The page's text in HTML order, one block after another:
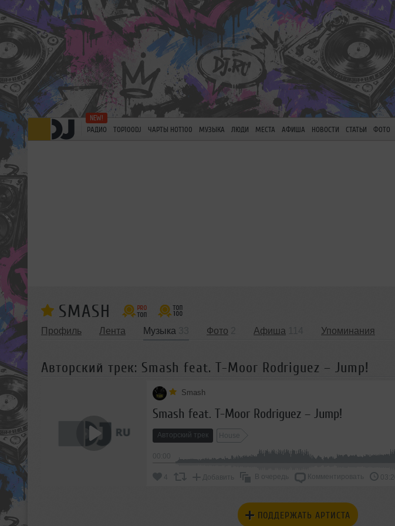
РАДИО TOP100DJ ЧАРТЫ HOT100 МУЗЫКА ЛЮДИ МЕСТА АФИША НОВОСТИ СТАТЬИ ФОТО
SMASH
Профиль Лента Музыка Фото Афиша Упоминания
Авторский трек: Smash feat. T-Moor Rodriguez – Jump!
Smash
Smash feat. T-Moor Rodriguez – Jump!
Авторский трек House
Добавить В очередь Комментировать 03:20
ПОДДЕРЖАТЬ АРТИСТА